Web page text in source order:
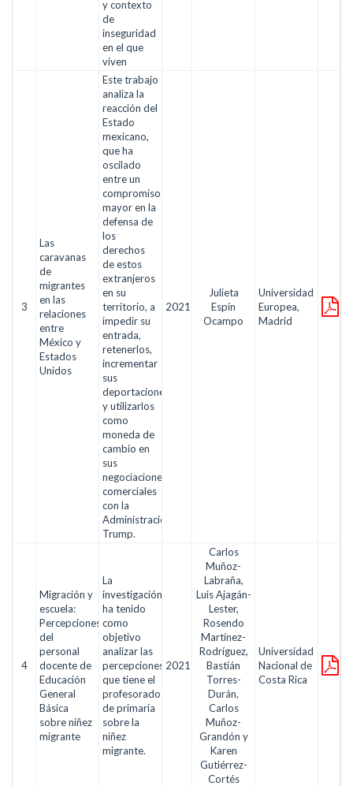
y contexto
de
inseguridad
en el que
viven
3
Las
caravanas
de
migrantes
en las
relaciones
entre
México y
Estados
Unidos
Este trabajo
analiza la
reacción del
Estado
mexicano,
que ha
oscilado
entre un
compromiso
mayor en la
defensa de
los
derechos
de estos
extranjeros
en su
territorio, a
impedir su
entrada,
retenerlos,
incrementar
sus
deportaciones
y utilizarlos
como
moneda de
cambio en
sus
negociaciones
comerciales
con la
Administración
Trump.
2021
Julieta
Espín
Ocampo
Universidad
Europea,
Madrid
4
Migración y
escuela:
Percepciones
del
personal
docente de
Educación
General
Básica
sobre niñez
migrante
La
investigación
ha tenido
como
objetivo
analizar las
percepciones
que tiene el
profesorado
de primaria
sobre la
niñez
migrante.
2021
Carlos
Muñoz-
Labraña,
Luis Ajagán-
Lester,
Rosendo
Martínez-
Rodríguez,
Bastián
Torres-
Durán,
Carlos
Muñoz-
Grandón y
Karen
Gutiérrez-
Cortés
Universidad
Nacional de
Costa Rica